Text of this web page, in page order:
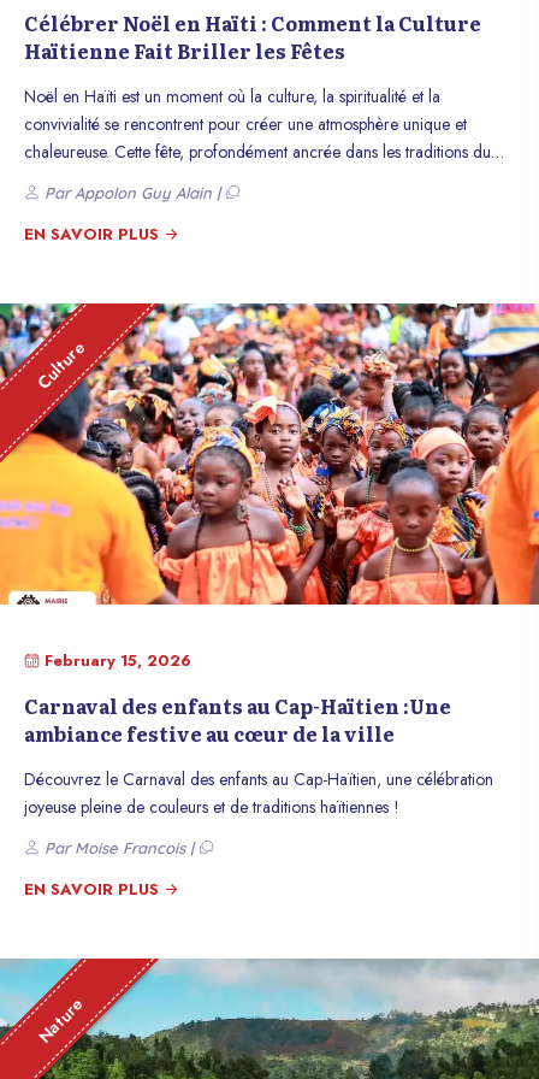
Célébrer Noël en Haïti : Comment la Culture
Haïtienne Fait Briller les Fêtes
Noël en Haïti est un moment où la culture, la spiritualité et la
convivialité se rencontrent pour créer une atmosphère unique et
chaleureuse. Cette fête, profondément ancrée dans les traditions du
pays, est l’occasion de réunir les familles, de partager des repas
savoureux et de célébrer ensemble dans un esprit de solidarité. Cet
article explore comment Noël est célébré en Haïti, mettant en lumière
Par Appolon Guy Alain |
EN SAVOIR PLUS
Culture
February 15, 2026
Carnaval des enfants au Cap-Haïtien :Une
ambiance festive au cœur de la ville
Découvrez le Carnaval des enfants au Cap-Haïtien, une célébration
joyeuse pleine de couleurs et de traditions haïtiennes !
Par Moise Francois |
EN SAVOIR PLUS
Nature